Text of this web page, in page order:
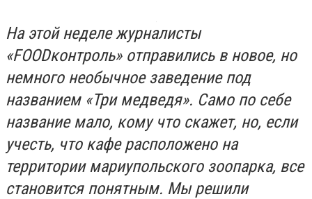
На этой неделе журналисты
«FOODконтроль» отправились в новое, но
немного необычное заведение под
названием «Три медведя». Само по себе
название мало, кому что скажет, но, если
учесть, что кафе расположено на
территории мариупольского зоопарка, все
становится понятным. Мы решили